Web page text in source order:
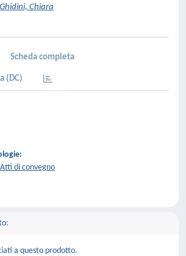
Ghidini, Chiara
Scheda completa
(DC)
di convegno
a questo prodotto.